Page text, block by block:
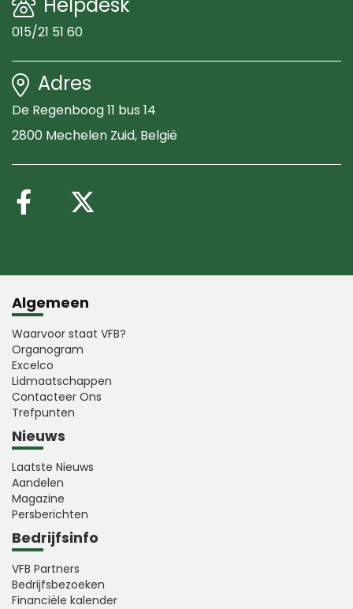
015/21 51 60
Adres
De Regenboog 11 bus 14
2800 Mechelen Zuid, België
Volg ons op Facebook
Algemeen
Waarvoor staat VFB?
Organogram
Excelco
Lidmaatschappen
Contacteer Ons
Trefpunten
Nieuws
Laatste Nieuws
Aandelen
Magazine
Persberichten
Bedrijfsinfo
VFB Partners
Bedrijfsbezoeken
Financiële kalender